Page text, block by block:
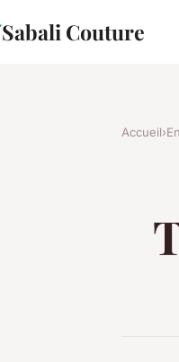
Sabali Couture
Accueil›